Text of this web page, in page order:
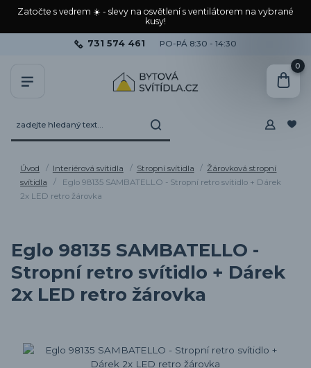
Zatočte s vedrem ☀️ - slevy na osvětlení s ventilátorem na vybrané
kusy!
731 574 461 PO-PÁ 8:30 - 14:30
0
Úvod Interiérová svítidla Stropní svítidla
Žárovková stropní
svítidla
Eglo 98135 SAMBATELLO - Stropní retro svítidlo + Dárek
2x LED retro žárovka
Eglo 98135 SAMBATELLO -
Stropní retro svítidlo + Dárek
2x LED retro žárovka